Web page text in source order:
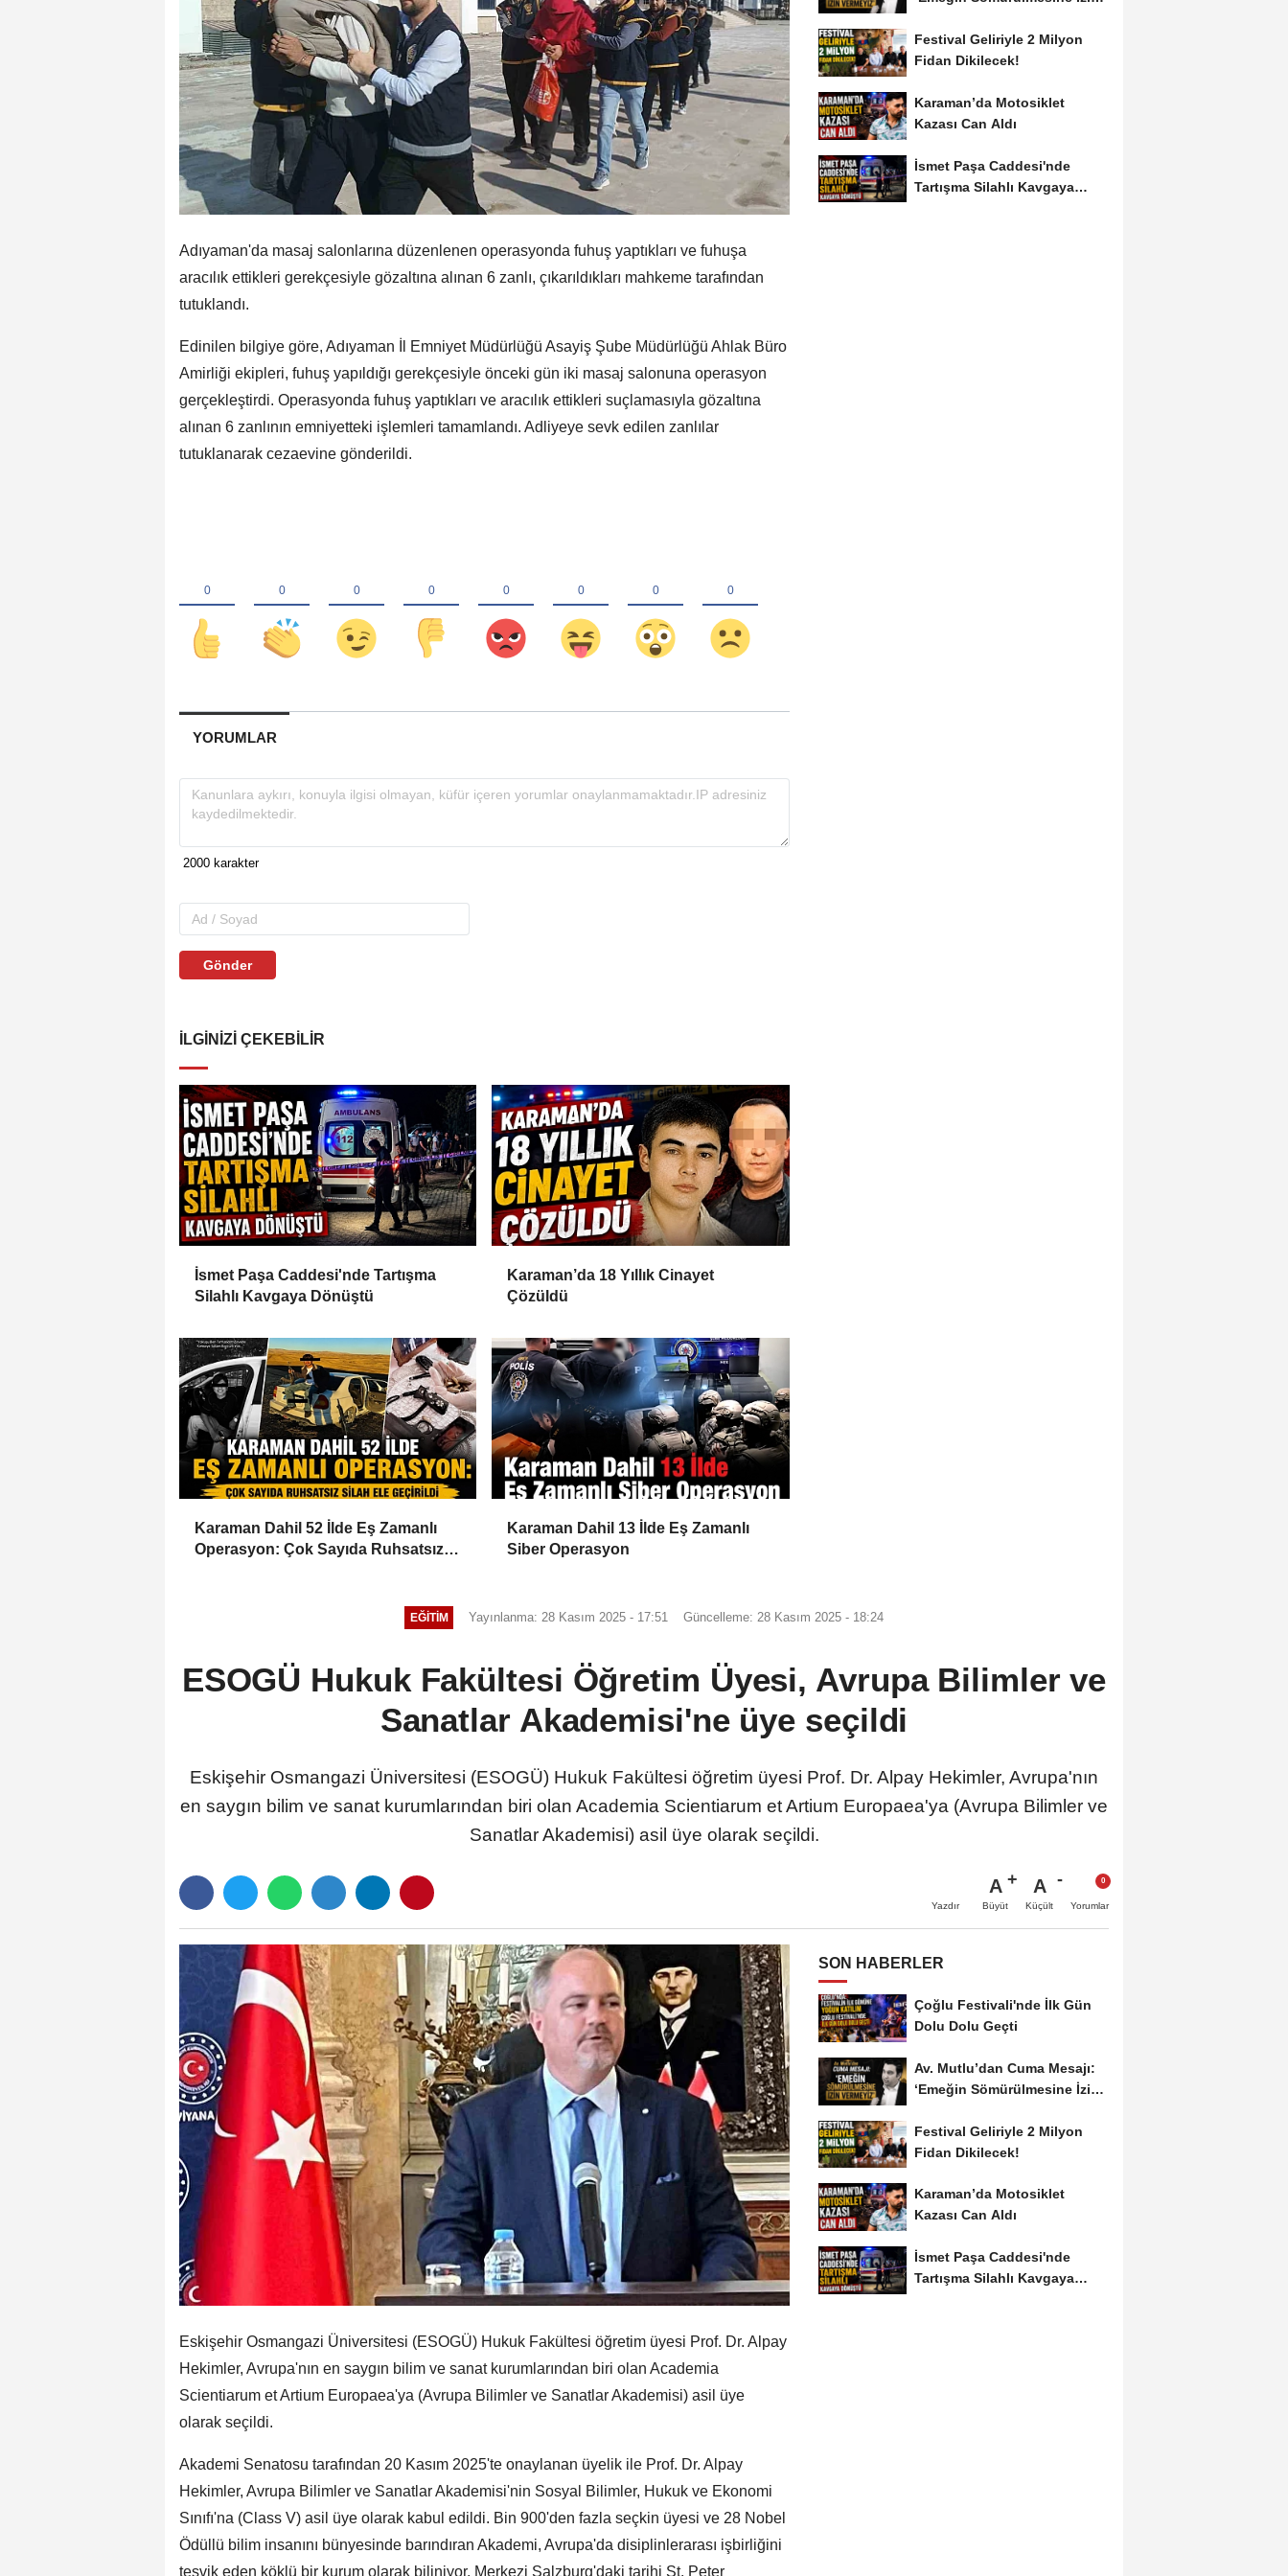
Adıyaman'da masaj salonlarına düzenlenen operasyonda fuhuş yaptıkları ve fuhuşa
aracılık ettikleri gerekçesiyle gözaltına alınan 6 zanlı, çıkarıldıkları mahkeme tarafından
tutuklandı.
Edinilen bilgiye göre, Adıyaman İl Emniyet Müdürlüğü Asayiş Şube Müdürlüğü Ahlak Büro
Amirliği ekipleri, fuhuş yapıldığı gerekçesiyle önceki gün iki masaj salonuna operasyon
gerçekleştirdi. Operasyonda fuhuş yaptıkları ve aracılık ettikleri suçlamasıyla gözaltına
alınan 6 zanlının emniyetteki işlemleri tamamlandı. Adliyeye sevk edilen zanlılar
tutuklanarak cezaevine gönderildi.
YORUMLAR
Gönder
İLGINIZI ÇEKEBILIR
İsmet Paşa Caddesi'nde Tartışma
Silahlı Kavgaya Dönüştü
Karaman’da 18 Yıllık Cinayet
Çözüldü
Karaman Dahil 52 İlde Eş Zamanlı
Operasyon: Çok Sayıda Ruhsatsız
Karaman Dahil 13 İlde Eş Zamanlı
Siber Operasyon
Festival Geliriyle 2 Milyon
Fidan Dikilecek!
Karaman’da Motosiklet
Kazası Can Aldı
İsmet Paşa Caddesi'nde
Tartışma Silahlı Kavgaya
EĞITIM Yayınlanma: 28 Kasım 2025 - 17:51 Güncelleme: 28 Kasım 2025 - 18:24
ESOGÜ Hukuk Fakültesi Öğretim Üyesi, Avrupa Bilimler ve
Sanatlar Akademisi'ne üye seçildi
Eskişehir Osmangazi Üniversitesi (ESOGÜ) Hukuk Fakültesi öğretim üyesi Prof. Dr. Alpay Hekimler, Avrupa'nın
en saygın bilim ve sanat kurumlarından biri olan Academia Scientiarum et Artium Europaea'ya (Avrupa Bilimler ve
Sanatlar Akademisi) asil üye olarak seçildi.
Yazdır
A
Büyüt
A
Küçült Yorumlar
Eskişehir Osmangazi Üniversitesi (ESOGÜ) Hukuk Fakültesi öğretim üyesi Prof. Dr. Alpay
Hekimler, Avrupa'nın en saygın bilim ve sanat kurumlarından biri olan Academia
Scientiarum et Artium Europaea'ya (Avrupa Bilimler ve Sanatlar Akademisi) asil üye
olarak seçildi.
Akademi Senatosu tarafından 20 Kasım 2025'te onaylanan üyelik ile Prof. Dr. Alpay
Hekimler, Avrupa Bilimler ve Sanatlar Akademisi'nin Sosyal Bilimler, Hukuk ve Ekonomi
Sınıfı'na (Class V) asil üye olarak kabul edildi. Bin 900'den fazla seçkin üyesi ve 28 Nobel
Ödüllü bilim insanını bünyesinde barındıran Akademi, Avrupa'da disiplinlerarası işbirliğini
teşvik eden köklü bir kurum olarak biliniyor. Merkezi Salzburg'daki tarihi St. Peter
SON HABERLER
Çoğlu Festivali'nde İlk Gün
Dolu Dolu Geçti
Av. Mutlu’dan Cuma Mesajı:
‘Emeğin Sömürülmesine İzin
Festival Geliriyle 2 Milyon
Fidan Dikilecek!
Karaman’da Motosiklet
Kazası Can Aldı
İsmet Paşa Caddesi'nde
Tartışma Silahlı Kavgaya